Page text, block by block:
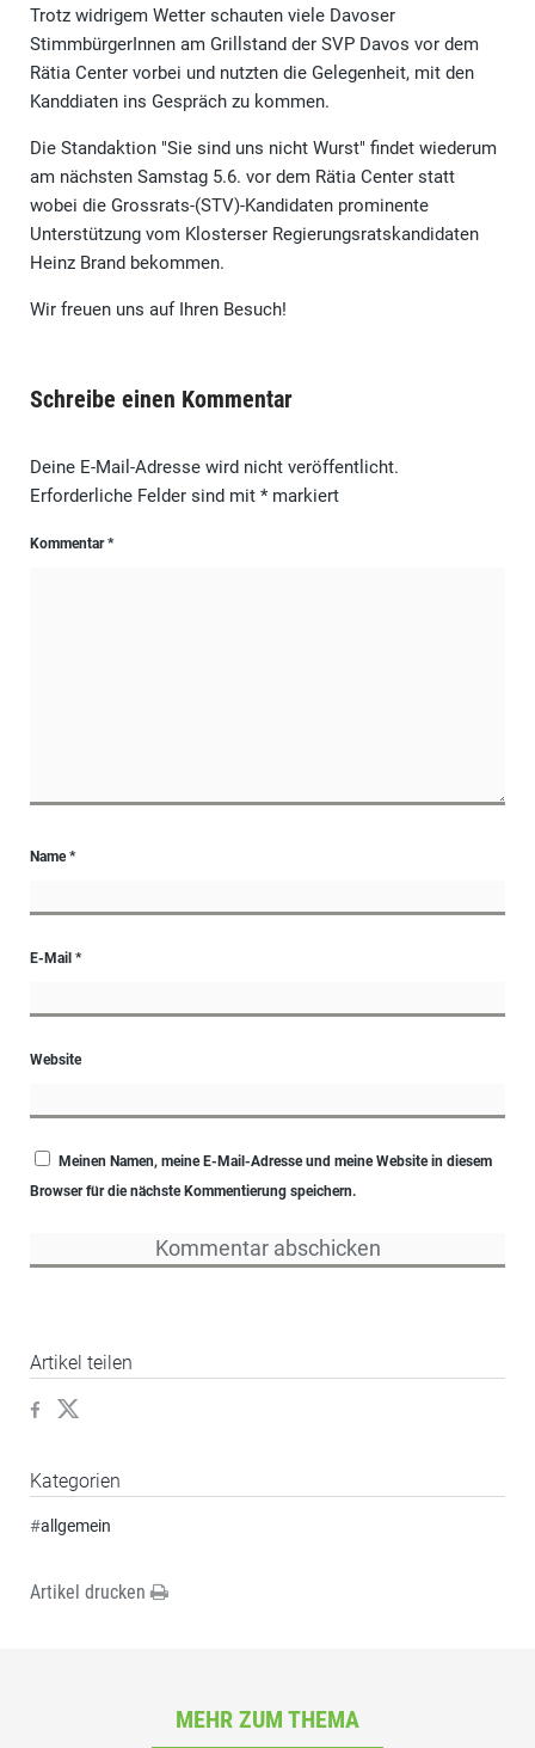
Trotz widrigem Wetter schauten viele Davoser
StimmbürgerInnen am Grillstand der SVP Davos vor dem
Rätia Center vorbei und nutzten die Gelegenheit, mit den
Kanddiaten ins Gespräch zu kommen.
Die Standaktion "Sie sind uns nicht Wurst" findet wiederum
am nächsten Samstag 5.6. vor dem Rätia Center statt
wobei die Grossrats-(STV)-Kandidaten prominente
Unterstützung vom Klosterser Regierungsratskandidaten
Heinz Brand bekommen.
Wir freuen uns auf Ihren Besuch!
Schreibe einen Kommentar
Deine E-Mail-Adresse wird nicht veröffentlicht.
Erforderliche Felder sind mit *markiert
Kommentar*
Name*
E-Mail *
Website
Meinen Namen, meine E-Mail-Adresse und meine Website in diesem
Browser für die nächste Kommentierung speichern.
Artikel teilen
Kategorien
#allgemein
Artikel drucken
MEHR ZUM THEMA